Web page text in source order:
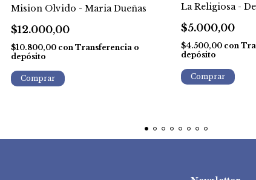
Mision Olvido - Maria Dueñas
$12.000,00
$10.800,00 con Transferencia o
depósito
La Religiosa -
$5.000,00
$4.500,00 con
depósito